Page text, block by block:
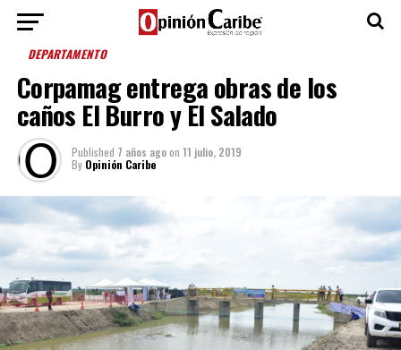
DEPARTAMENTO
Corpamag entrega obras de los
caños El Burro y El Salado
Published 7 años agoon 11 julio, 2019
By Opinión Caribe